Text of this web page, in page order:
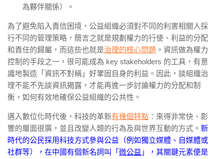
為夥伴關係）。
為了避免陷入責信困境，公益組織必須對不同的利害相關人採
行不同的管理策略，簡言之就是規劃權力的行使、利益的分配
和責任的歸屬，而這些也就是治理的核心問題 。資訊做為權力
控制的手段之一，很可能成為 key stakeholders 的工具，有意
識地製造「資訊不對稱」好鞏固自身的利益。因此，談組織治
理不能不先談資訊揭露，才能再進一步討論權力的分配和制
衡，如何有效地確保公益組織的公共性。
邁入數位化時代後，科技的革新有幾個特點 ：來得非常快、影
響的層面很廣，並且改變人類的行為及與世界互動的方式。 新
時代的公民採用科技方式參與公益（例如獨立媒體、自媒體或
社群等），在中國有個新名詞叫「 微公益 」，其關鍵元素便是